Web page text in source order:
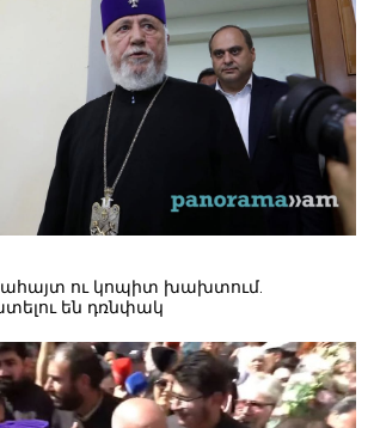
ու կոպիտ խախտում.
են դռնփակ